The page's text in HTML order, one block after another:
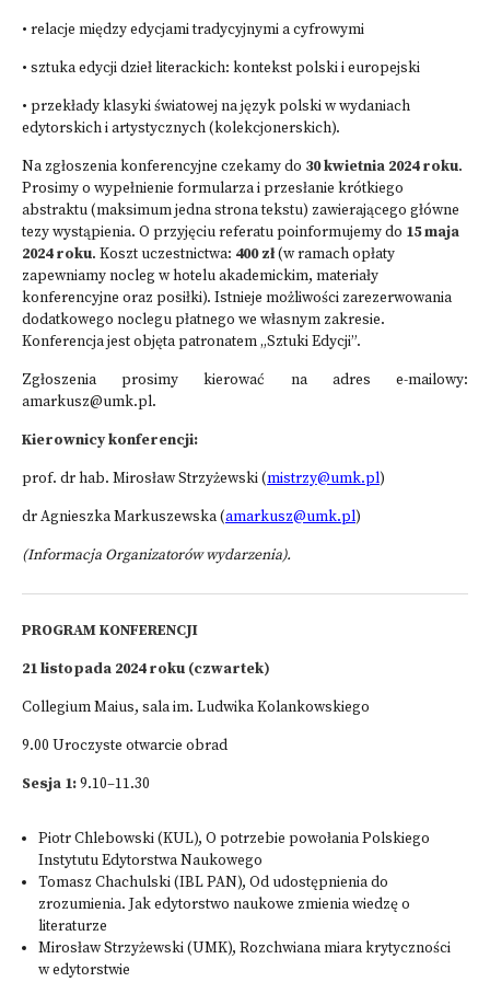
• relacje między edycjami tradycyjnymi a cyfrowymi
• sztuka edycji dzieł literackich: kontekst polski i europejski
• przekłady klasyki światowej na język polski w wydaniach
edytorskich i artystycznych (kolekcjonerskich).
Na zgłoszenia konferencyjne czekamy do 30 kwietnia 2024 roku.
Prosimy o wypełnienie formularza i przesłanie krótkiego
abstraktu (maksimum jedna strona tekstu) zawierającego główne
tezy wystąpienia. O przyjęciu referatu poinformujemy do 15 maja
2024 roku. Koszt uczestnictwa: 400 zł(w ramach opłaty
zapewniamy nocleg w hotelu akademickim, materiały
konferencyjne oraz posiłki). Istnieje możliwości zarezerwowania
dodatkowego noclegu płatnego we własnym zakresie.
Konferencja jest objęta patronatem „Sztuki Edycji”.
Zgłoszenia prosimy kierować na adres e-mailowy:
amarkusz@umk.pl.
Kierownicy konferencji:
prof. dr hab. Mirosław Strzyżewski (mistrzy@umk.pl)
dr Agnieszka Markuszewska (amarkusz@umk.pl)
(Informacja Organizatorów wydarzenia).
PROGRAM KONFERENCJI
21 listopada 2024 roku (czwartek)
Collegium Maius, sala im. Ludwika Kolankowskiego
9.00 Uroczyste otwarcie obrad
Sesja 1:9.10–11.30
Piotr Chlebowski (KUL), O potrzebie powołania Polskiego
Instytutu Edytorstwa Naukowego
Tomasz Chachulski (IBL PAN), Od udostępnienia do
zrozumienia. Jak edytorstwo naukowe zmienia wiedzę o
literaturze
Mirosław Strzyżewski (UMK), Rozchwiana miara krytyczności
w edytorstwie